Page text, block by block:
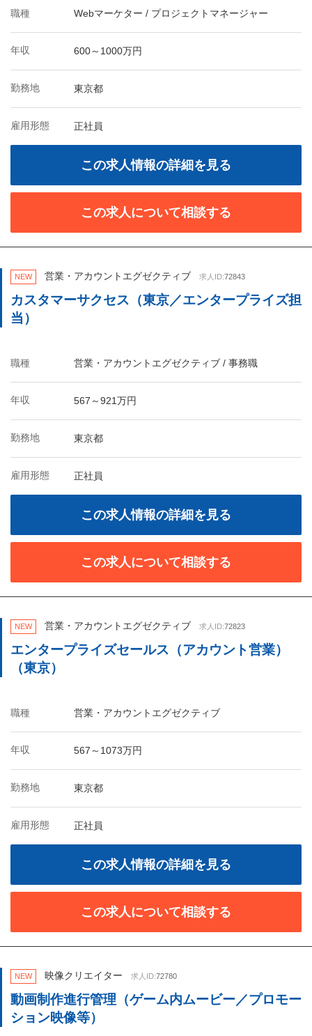
職種 Webマーケター / プロジェクトマネージャー
年収 600～1000万円
勤務地 東京都
雇用形態 正社員
この求人情報の詳細を見る
この求人について相談する
NEW 営業・アカウントエグゼクティブ 求人ID:72843
カスタマーサクセス（東京／エンタープライズ担
当）
職種 営業・アカウントエグゼクティブ / 事務職
年収 567～921万円
勤務地 東京都
雇用形態 正社員
この求人情報の詳細を見る
この求人について相談する
NEW 営業・アカウントエグゼクティブ 求人ID:72823
エンタープライズセールス（アカウント営業）
（東京）
職種 営業・アカウントエグゼクティブ
年収 567～1073万円
勤務地 東京都
雇用形態 正社員
この求人情報の詳細を見る
この求人について相談する
NEW 映像クリエイター 求人ID:72780
動画制作進行管理（ゲーム内ムービー／プロモー
ション映像等）